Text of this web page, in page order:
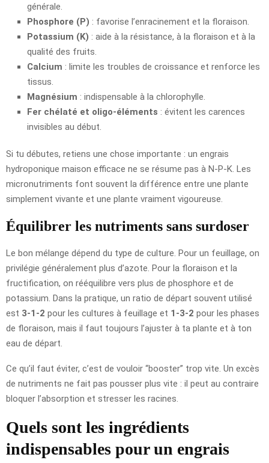
générale.
Phosphore (P) : favorise l’enracinement et la floraison.
Potassium (K) : aide à la résistance, à la floraison et à la
qualité des fruits.
Calcium : limite les troubles de croissance et renforce les
tissus.
Magnésium : indispensable à la chlorophylle.
Fer chélaté et oligo-éléments : évitent les carences
invisibles au début.
Si tu débutes, retiens une chose importante : un engrais
hydroponique maison efficace ne se résume pas à N-P-K. Les
micronutriments font souvent la différence entre une plante
simplement vivante et une plante vraiment vigoureuse.
Équilibrer les nutriments sans surdoser
Le bon mélange dépend du type de culture. Pour un feuillage, on
privilégie généralement plus d’azote. Pour la floraison et la
fructification, on rééquilibre vers plus de phosphore et de
potassium. Dans la pratique, un ratio de départ souvent utilisé
est 3-1-2 pour les cultures à feuillage et 1-3-2 pour les phases
de floraison, mais il faut toujours l’ajuster à ta plante et à ton
eau de départ.
Ce qu’il faut éviter, c’est de vouloir “booster” trop vite. Un excès
de nutriments ne fait pas pousser plus vite : il peut au contraire
bloquer l’absorption et stresser les racines.
Quels sont les ingrédients
indispensables pour un engrais